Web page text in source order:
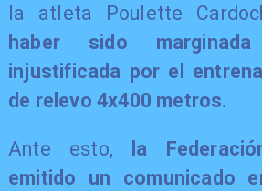
la atleta Poulette
haber sido
injustificada por el
de relevo 4x400 metros.
Ante esto,
la
emitido un comunicado